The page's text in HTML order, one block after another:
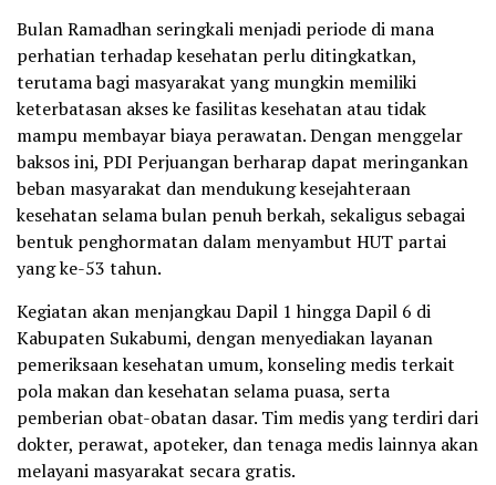
Bulan Ramadhan seringkali menjadi periode di mana
perhatian terhadap kesehatan perlu ditingkatkan,
terutama bagi masyarakat yang mungkin memiliki
keterbatasan akses ke fasilitas kesehatan atau tidak
mampu membayar biaya perawatan. Dengan menggelar
baksos ini, PDI Perjuangan berharap dapat meringankan
beban masyarakat dan mendukung kesejahteraan
kesehatan selama bulan penuh berkah, sekaligus sebagai
bentuk penghormatan dalam menyambut HUT partai
yang ke-53 tahun.
Kegiatan akan menjangkau Dapil 1 hingga Dapil 6 di
Kabupaten Sukabumi, dengan menyediakan layanan
pemeriksaan kesehatan umum, konseling medis terkait
pola makan dan kesehatan selama puasa, serta
pemberian obat-obatan dasar. Tim medis yang terdiri dari
dokter, perawat, apoteker, dan tenaga medis lainnya akan
melayani masyarakat secara gratis.